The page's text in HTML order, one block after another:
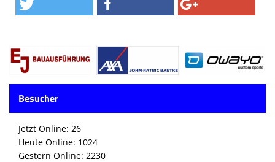
Besucher
Jetzt Online: 26
Heute Online: 1024
Gestern Online: 2230